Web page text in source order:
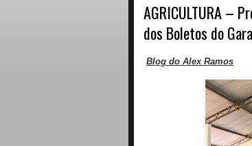
AGRICULTURA –
dos Boletos do
Blog do Alex Ramos